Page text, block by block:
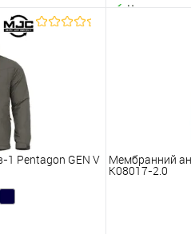
Наявне
1 Pentagon GEN V Мембранний
K08017-2.0